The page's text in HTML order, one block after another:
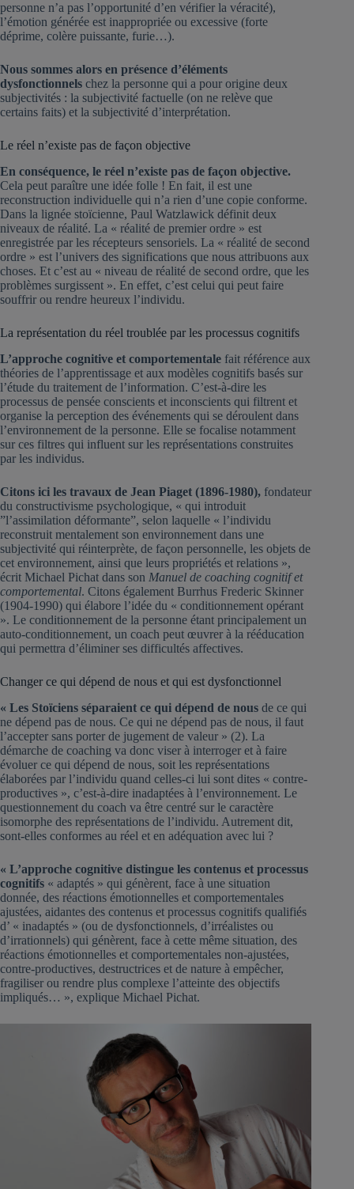
personne n’a pas l’opportunité d’en vérifier la véracité),
l’émotion générée est inappropriée ou excessive (forte
déprime, colère puissante, furie…).
Nous sommes alors en présence d’éléments
dysfonctionnels chez la personne qui a pour origine deux
subjectivités : la subjectivité factuelle (on ne relève que
certains faits) et la subjectivité d’interprétation.
Le réel n’existe pas de façon objective
En conséquence, le réel n’existe pas de façon objective.
Cela peut paraître une idée folle ! En fait, il est une
reconstruction individuelle qui n’a rien d’une copie conforme.
Dans la lignée stoïcienne, Paul Watzlawick définit deux
niveaux de réalité. La « réalité de premier ordre » est
enregistrée par les récepteurs sensoriels. La « réalité de second
ordre » est l’univers des significations que nous attribuons aux
choses. Et c’est au « niveau de réalité de second ordre, que les
problèmes surgissent ». En effet, c’est celui qui peut faire
souffrir ou rendre heureux l’individu.
La représentation du réel troublée par les processus cognitifs
L’approche cognitive et comportementale fait référence aux
théories de l’apprentissage et aux modèles cognitifs basés sur
l’étude du traitement de l’information. C’est-à-dire les
processus de pensée conscients et inconscients qui filtrent et
organise la perception des événements qui se déroulent dans
l’environnement de la personne. Elle se focalise notamment
sur ces filtres qui influent sur les représentations construites
par les individus.
Citons ici les travaux de Jean Piaget (1896-1980), fondateur
du constructivisme psychologique, « qui introduit
”l’assimilation déformante”, selon laquelle « l’individu
reconstruit mentalement son environnement dans une
subjectivité qui réinterprète, de façon personnelle, les objets de
cet environnement, ainsi que leurs propriétés et relations »,
écrit Michael Pichat dans son Manuel de coaching cognitif et
comportemental. Citons également Burrhus Frederic Skinner
(1904-1990) qui élabore l’idée du « conditionnement opérant
». Le conditionnement de la personne étant principalement un
auto-conditionnement, un coach peut œuvrer à la rééducation
qui permettra d’éliminer ses difficultés affectives.
Changer ce qui dépend de nous et qui est dysfonctionnel
« Les Stoïciens séparaient ce qui dépend de nous de ce qui
ne dépend pas de nous. Ce qui ne dépend pas de nous, il faut
l’accepter sans porter de jugement de valeur » (2). La
démarche de coaching va donc viser à interroger et à faire
évoluer ce qui dépend de nous, soit les représentations
élaborées par l’individu quand celles-ci lui sont dites « contre-
productives », c’est-à-dire inadaptées à l’environnement. Le
questionnement du coach va être centré sur le caractère
isomorphe des représentations de l’individu. Autrement dit,
sont-elles conformes au réel et en adéquation avec lui ?
« L’approche cognitive distingue les contenus et processus
cognitifs « adaptés » qui génèrent, face à une situation
donnée, des réactions émotionnelles et comportementales
ajustées, aidantes des contenus et processus cognitifs qualifiés
d’ « inadaptés » (ou de dysfonctionnels, d’irréalistes ou
d’irrationnels) qui génèrent, face à cette même situation, des
réactions émotionnelles et comportementales non-ajustées,
contre-productives, destructrices et de nature à empêcher,
fragiliser ou rendre plus complexe l’atteinte des objectifs
impliqués… », explique Michael Pichat.